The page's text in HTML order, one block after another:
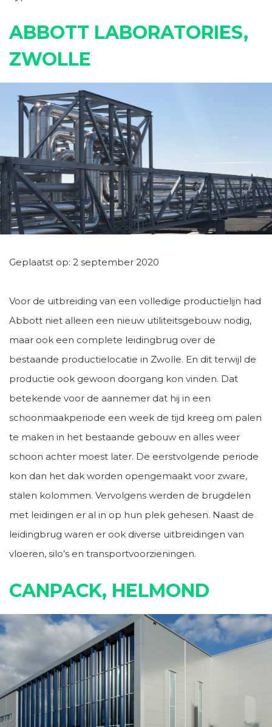
ABBOTT LABORATORIES,
ZWOLLE
Geplaatst op: 2 september 2020
Voor de uitbreiding van een volledige productielijn had
Abbott niet alleen een nieuw utiliteitsgebouw nodig,
maar ook een complete leidingbrug over de
bestaande productielocatie in Zwolle. En dit terwijl de
productie ook gewoon doorgang kon vinden. Dat
betekende voor de aannemer dat hij in een
schoonmaakperiode een week de tijd kreeg om palen
te maken in het bestaande gebouw en alles weer
schoon achter moest later. De eerstvolgende periode
kon dan het dak worden opengemaakt voor zware,
stalen kolommen. Vervolgens werden de brugdelen
met leidingen er al in op hun plek gehesen. Naast de
leidingbrug waren er ook diverse uitbreidingen van
vloeren, silo’s en transportvoorzieningen.
CANPACK, HELMOND